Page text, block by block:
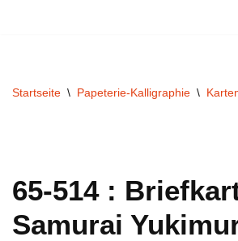
Startseite \ Papeterie-Kalligraphie \
65-514 :
Samurai